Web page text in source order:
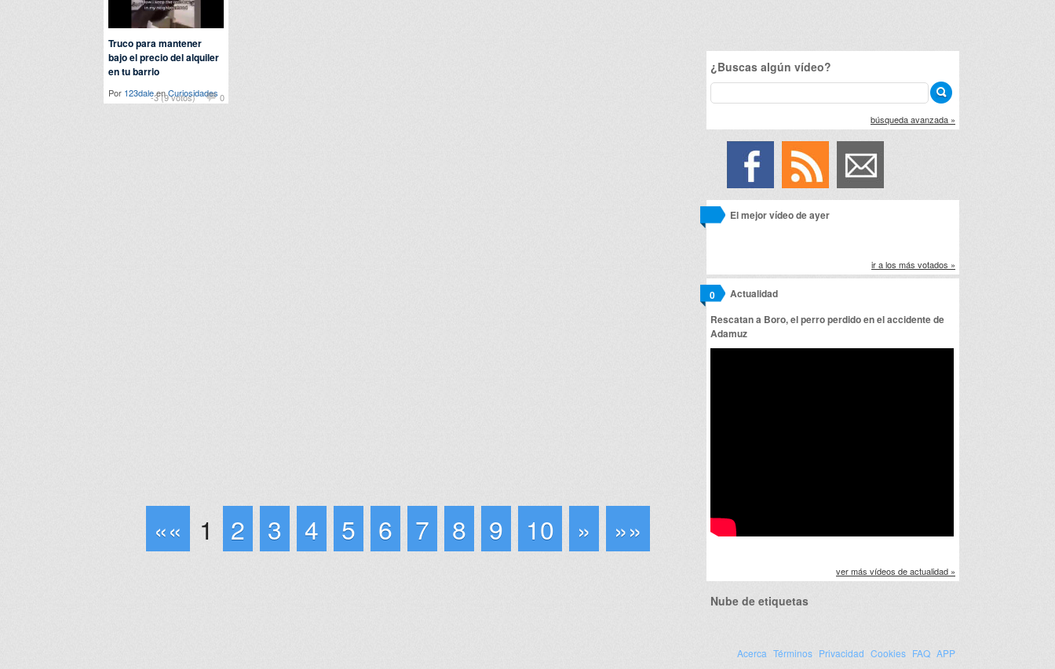
-3 (9 votos) 0
Truco para mantener
bajo el precio del alquiler
en tu barrio
Por 123daleenCuriosidades
«« 1 2 3 4 5 6 7 8 9 10 » »»
¿Buscas algún vídeo?
búsqueda avanzada »
El mejor vídeo de ayer
ir a los más votados »
Actualidad
0
Rescatan a Boro, el perro perdido en el accidente de
Adamuz
ver más vídeos de actualidad »
Nube de etiquetas
Acerca Términos Privacidad Cookies FAQ APP